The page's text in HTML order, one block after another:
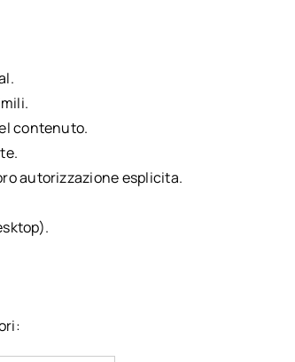
contenuto.
autorizzazione esplicita.